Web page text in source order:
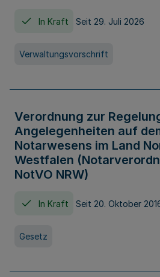
In Kraft Seit 29. Juli 2026
Verwaltungsvorschrift
Verordnung zur
Angelegenheiten auf
Notarwesens im Land
Westfalen
NotVO NRW)
In Kraft Seit 20. Oktober
Gesetz